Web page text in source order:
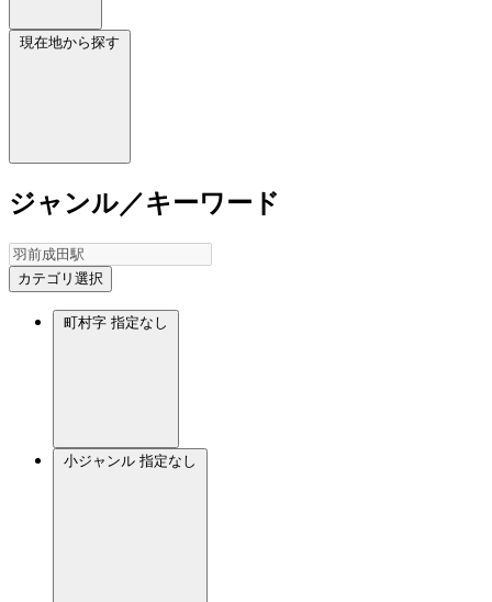
現在地から探す
ジャンル／キーワード
カテゴリ選択
町村字 指定なし
小ジャンル 指定なし